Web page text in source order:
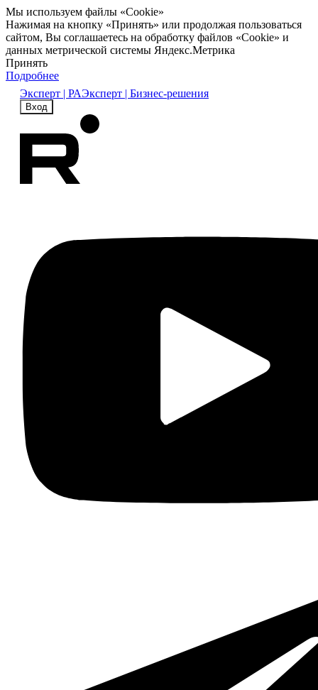
Мы используем файлы «Cookie»
Нажимая на кнопку «Принять» или продолжая пользоваться
сайтом, Вы соглашаетесь на обработку файлов «Cookie» и
данных метрической системы Яндекс.Метрика
Принять
Подробнее
Эксперт | РАЭксперт | Бизнес-решения
Вход